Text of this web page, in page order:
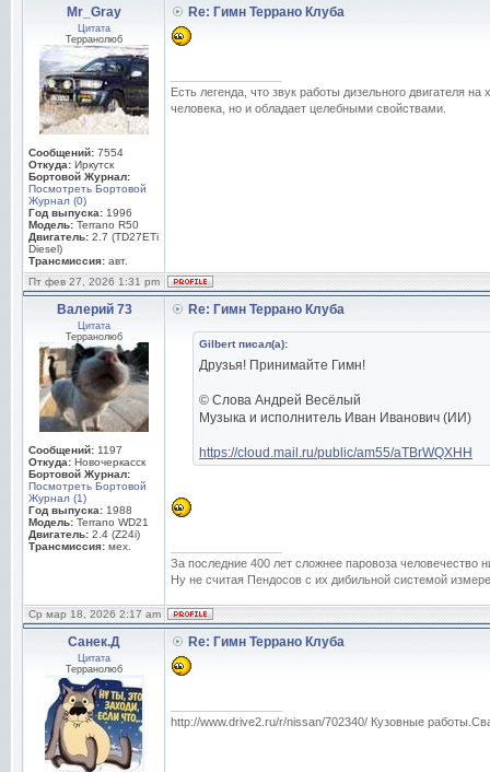
Mr_Gray
Цитата
Терранолюб
Сообщений: 7554
Откуда: Иркутск
Бортовой Журнал:
Посмотреть Бортовой
Журнал (0)
Год выпуска: 1996
Модель: Terrano R50
Двигатель: 2.7 (TD27ETi
Diesel)
Трансмиссия: авт.
Re: Гимн Террано Клуба
Есть легенда, что звук работы дизельного двигателя
человека, но и обладает целебными свойствами.
Пт фев 27, 2026 1:31 pm
Валерий 73
Цитата
Терранолюб
Сообщений: 1197
Откуда: Новочеркасск
Бортовой Журнал:
Посмотреть Бортовой
Журнал (1)
Год выпуска: 1988
Модель: Terrano WD21
Двигатель: 2.4 (Z24i)
Трансмиссия: мех.
Re: Гимн Террано Клуба
Gilbert писал(а):
Друзья! Принимайте Гимн!
© Слова Андрей Весёлый
Музыка и исполнитель Иван Иванович (ИИ)
https://cloud.mail.ru/public/am55/aTBrWQXHH
За последние 400 лет сложнее паровоза человечество
Ну не считая Пендосов с их дибильной системой
Ср мар 18, 2026 2:17 am
Санек.Д
Цитата
Терранолюб
Re: Гимн Террано Клуба
http://www.drive2.ru/r/nissan/702340/ Кузовные